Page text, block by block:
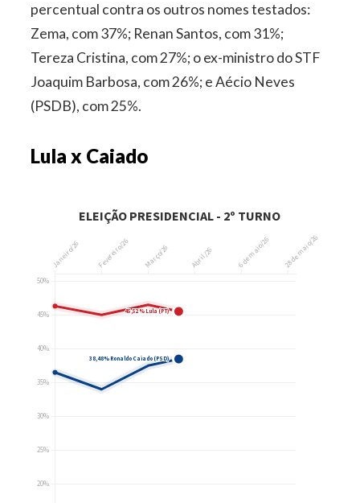
percentual contra os outros nomes testados:
Zema, com 37%; Renan Santos, com 31%;
Tereza Cristina, com 27%; o ex-ministro do STF
Joaquim Barbosa, com 26%; e Aécio Neves
(PSDB), com 25%.
Lula x Caiado